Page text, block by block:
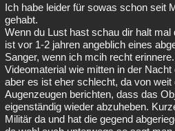
Ich habe leider für sowas schon seit
gehabt.
Wenn du Lust hast schau dir halt
ist vor 1-2 jahren angeblich eines
Sanger, wenn ich mcih recht
Videomaterial wie mitten in der
aber es ist eher schlecht, da von weit
Augenzeugen berichten, dass das
eigenständig wieder abzuheben.
Militär da und hat die gegend